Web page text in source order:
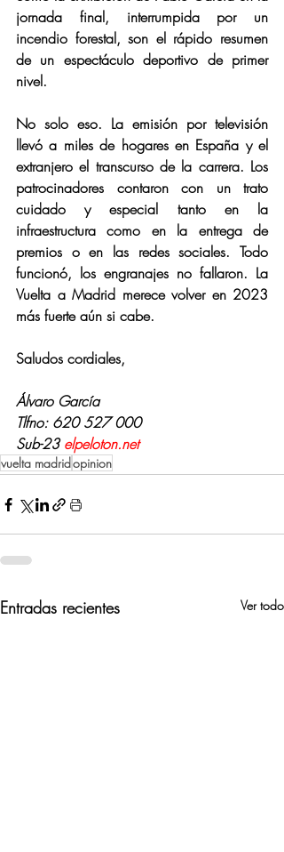
jornada final, interrumpida por un
incendio forestal, son el rápido resumen
de un espectáculo deportivo de primer
nivel.
No solo eso. La emisión por televisión
llevó a miles de hogares en España y el
extranjero el transcurso de la carrera. Los
patrocinadores contaron con un trato
cuidado y especial tanto en la
infraestructura como en la entrega de
premios o en las redes sociales. Todo
funcionó, los engranajes no fallaron. La
Vuelta a Madrid merece volver en 2023
más fuerte aún si cabe.
Saludos cordiales,
Álvaro García
Tlfno: 620 527 000
Sub-23 elpeloton.net
vuelta madridopinion
Entradas recientes Ver todo